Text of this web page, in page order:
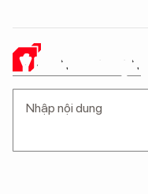
Ý KIẾN CỦA BẠN